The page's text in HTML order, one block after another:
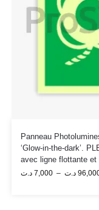
Panneau
‘Glow-in-the-dark’.
avec ligne flottante et
7,000 د.ت – د.ت